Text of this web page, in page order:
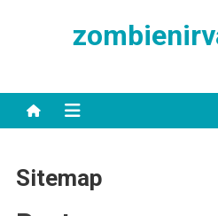
Sitemap